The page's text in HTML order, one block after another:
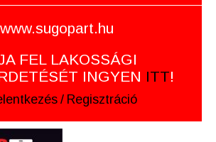
www.sugopart.hu
FEL LAKOSSÁGI
INGYEN ITT!
/ Regisztráció